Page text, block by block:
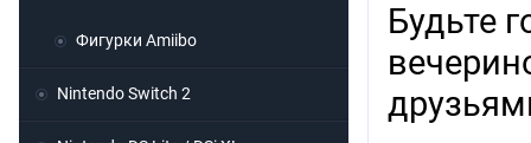
Будьте
Фигурки Amiibo
Nintendo Switch 2